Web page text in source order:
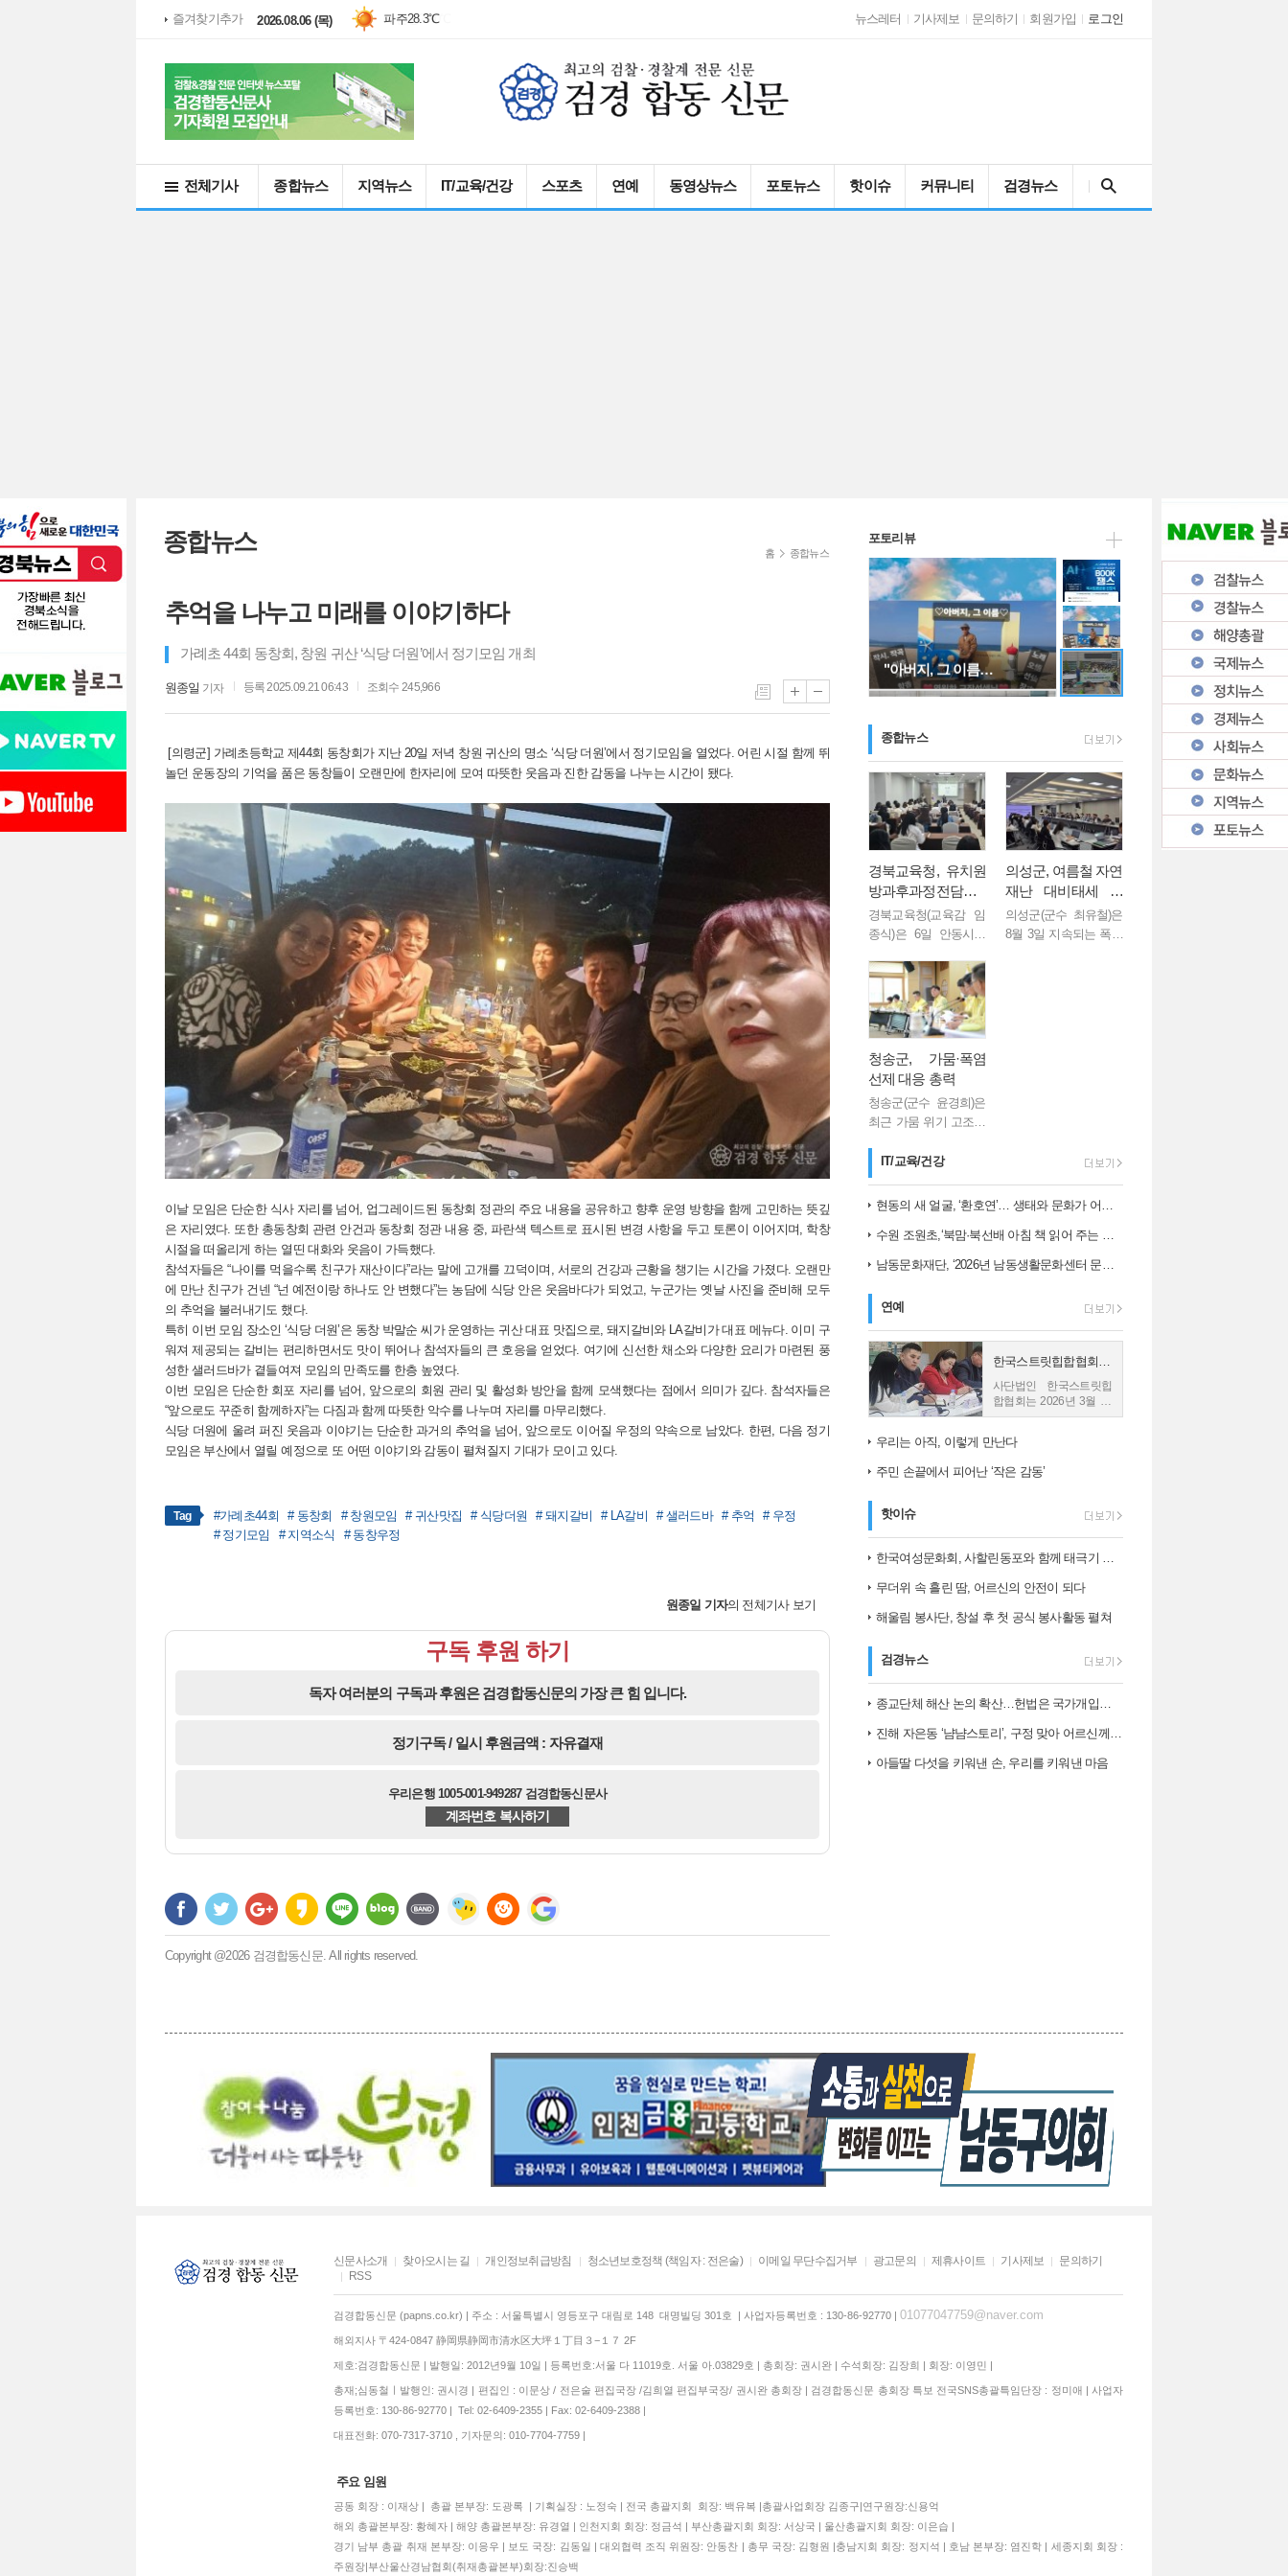
즐겨찾기추가 2026.08.06 (목) 대관령23.0℃ 뉴스레터 기사제보 문의하기 회원가입 로그인
전체기사 종합뉴스 지역뉴스 IT/교육/건강 스포츠 연예 동영상뉴스 포토뉴스 핫이슈 커뮤니티 검경뉴스
종합뉴스 홈 종합뉴스
추억을 나누고 미래를 이야기하다
가례초 44회 동창회, 창원 귀산 ‘식당 더원’에서 정기모임 개최
원종일 기자 등록 2025.09.21 06:43 조회수 245,966
[의령군] 가례초등학교 제44회 동창회가 지난 20일 저녁 창원 귀산의 명소 ‘식당 더원’에서 정기모임을 열었다. 어린 시절 함께 뛰
놀던 운동장의 기억을 품은 동창들이 오랜만에 한자리에 모여 따뜻한 웃음과 진한 감동을 나누는 시간이 됐다.
이날 모임은 단순한 식사 자리를 넘어, 업그레이드된 동창회 정관의 주요 내용을 공유하고 향후 운영 방향을 함께 고민하는 뜻깊
은 자리였다. 또한 총동창회 관련 안건과 동창회 정관 내용 중, 파란색 텍스트로 표시된 변경 사항을 두고 토론이 이어지며, 학창
시절을 떠올리게 하는 열띤 대화와 웃음이 가득했다.
참석자들은 “나이를 먹을수록 친구가 재산이다”라는 말에 고개를 끄덕이며, 서로의 건강과 근황을 챙기는 시간을 가졌다. 오랜만
에 만난 친구가 건넨 “넌 예전이랑 하나도 안 변했다”는 농담에 식당 안은 웃음바다가 되었고, 누군가는 옛날 사진을 준비해 모두
의 추억을 불러내기도 했다.
특히 이번 모임 장소인 ‘식당 더원’은 동창 박말순 씨가 운영하는 귀산 대표 맛집으로, 돼지갈비와 LA갈비가 대표 메뉴다. 이미 구
워져 제공되는 갈비는 편리하면서도 맛이 뛰어나 참석자들의 큰 호응을 얻었다. 여기에 신선한 채소와 다양한 요리가 마련된 풍
성한 샐러드바가 곁들여져 모임의 만족도를 한층 높였다.
이번 모임은 단순한 회포 자리를 넘어, 앞으로의 회원 관리 및 활성화 방안을 함께 모색했다는 점에서 의미가 깊다. 참석자들은
“앞으로도 꾸준히 함께하자”는 다짐과 함께 따뜻한 악수를 나누며 자리를 마무리했다.
식당 더원에 울려 퍼진 웃음과 이야기는 단순한 과거의 추억을 넘어, 앞으로도 이어질 우정의 약속으로 남았다. 한편, 다음 정기
모임은 부산에서 열릴 예정으로 또 어떤 이야기와 감동이 펼쳐질지 기대가 모이고 있다.
Tag #가례초44회 # 동창회 # 창원모임 # 귀산맛집 # 식당더원 # 돼지갈비 # LA갈비 # 샐러드바 # 추억
# 우정
# 정기모임
# 지역소식 # 동창우정
원종일 기자의 전체기사 보기
구독 후원 하기
독자 여러분의 구독과 후원은 검경합동신문의 가장 큰 힘 입니다.
정기구독 / 일시 후원금액 : 자유결재
우리은행 1005-001-949287 검경합동신문사
계좌번호 복사하기
Copyright @2026 검경합동신문. All rights reserved.
포토리뷰
"아버지, 그 이름…
인천시 남동구자율방…
AI 시대와 문해력…
종합뉴스
경북교육청, 유치원
방과후과정전담사
역량 강화 연수 실시
경북교육청(교육감 임
종식)은 6일 안동시에
에서 도내 유치원방과
후과정전담사 60여 명
을 대상으로 ‘2026년 유
치원방과후과정전담사
했다...
의성군, 여름철 자연
재난 대비태세 점
검... 군민 안전 총력
의성군(군수 최유철)은
8월 3일 지속되는 폭염
청송군, 가뭄·폭염
선제 대응 총력
청송군(군수 윤경희)은
최근 가뭄 위기 고조와
해를 최소화하기 위해
6일 긴급 대책회의를
개최하고 주요 현장을
대응에 나섰다. ...
IT/교육/건강
현동의 새 얼굴, ‘환호연’… 생태와 문화가 어우러진 주민 명소로 거듭나…
수원 조원초,‘북맘·북선배 아침 책 읽어 주는 날’운영
남동문화재단, ‘2026년 남동생활문화센터 문화예술 교육 아카데미 1학…
연예
한국스트릿힙합협회, 몽골 친바트 노민 재단과 업무협약 체결
사단법인 한국스트릿힙
합협회는 2026년 3월 26
일 몽골의 재단법인 친바
(MOU)을 체결했다고 밝
힙합협회와...
우리는 아직, 이렇게 만난다
주민 손끝에서 피어난 ‘작은 감동’
핫이슈
한국여성문화회, 사할린동포와 함께 태극기 그리며 ‘나라 사랑’ 되새겨
무더위 속 흘린 땀, 어르신의 안전이 되다
해울림 봉사단, 창설 후 첫 공식 봉사활동 펼쳐
검경뉴스
종교단체 해산 논의 확산…헌법은 국가개입의 한계를 어떻게 보나
진해 자은동 ‘냠냠스토리’, 구정 맞아 어르신께 ‘따뜻한 한 끼, 떡국’…
아들딸 다섯을 키워낸 손, 우리를 키워낸 마음
신문사소개 찾아오시는 길 개인정보취급방침 청소년보호정책 (책임자 : 전은술) 이메일 무단수집거부 광고문의 제휴사이트 기사제보
문의하기
RSS
검경합동신문 (papns.co.kr) | 주소 : 서울특별시 영등포구 대림로 148 대명빌딩 301호 | 사업자등록번호 : 130-86-92770 | 01077047759@naver.com
해외지사 〒424-0847 静岡県静岡市清水区大坪１丁目３−１７ 2F
제호:검경합동신문 | 발행일: 2012년9월 10일 | 등록번호:서울 다 11019호. 서울 아.03829호 | 총회장: 권시완 | 수석회장: 김장희 | 회장: 이영민 |
총재;심동철ㅣ발행인: 권시경 | 편집인 : 이문상 / 전은술 편집국장 /김희열 편집부국장/ 권시완 총회장 | 검경합동신문 총회장 특보 전국SNS총괄특임단장 : 정미애 | 사업자
등록번호: 130-86-92770 | Tel: 02-6409-2355 | Fax: 02-6409-2388 |
대표전화: 070-7317-3710 , 기자문의: 010-7704-7759 |
주요 임원
공동 회장 : 이재상 | 총괄 본부장: 도광록 | 기획실장 : 노정숙 | 전국 총괄지회 회장: 백유복 |총괄사업회장 김종구|연구원장:신용억
해외 총괄본부장: 황혜자 | 해양 총괄본부장: 유경열 | 인천지회 회장: 정금석 | 부산총괄지회 회장: 서상국 | 울산총괄지회 회장: 이은습 |
경기 남부 총괄 취재 본부장: 이응우 | 보도 국장: 김동일 | 대외협력 조직 위원장: 안동찬 | 총무 국장: 김형원 |충남지회 회장: 정지석 | 호남 본부장: 염진학 | 세종지회 회장 :
주원장|부산울산경남협회(취재총괄본부)회장:진승백